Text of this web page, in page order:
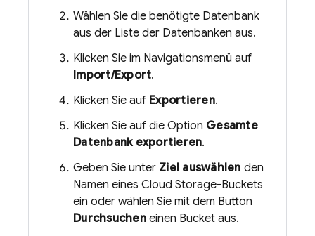
Wählen Sie die benötigte Datenbank
aus der Liste der Datenbanken aus.
Klicken Sie im Navigationsmenü auf
Import/Export.
Klicken Sie auf Exportieren.
Klicken Sie auf die Option Gesamte
Datenbank exportieren.
Geben Sie unter Ziel auswählen den
Namen eines Cloud Storage-Buckets
ein oder wählen Sie mit dem Button
Durchsucheneinen Bucket aus.